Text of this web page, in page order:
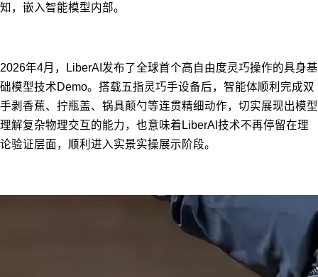
知，嵌入智能模型内部。
2026年4月，LiberAI发布了全球首个高自由度灵巧操作的具身基
础模型技术Demo。搭载五指灵巧手设备后，智能体顺利完成双
手剥香蕉、拧瓶盖、锅具颠勺等连贯精细动作，切实展现出模型
理解复杂物理交互的能力，也意味着LiberAI技术不再停留在理
论验证层面，顺利进入实景实操展示阶段。